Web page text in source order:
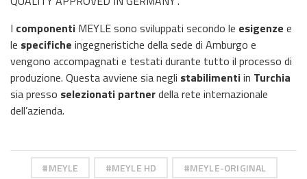
I componenti MEYLE sono sviluppati secondo le esigenze e
le specifiche ingegneristiche della sede di Amburgo e
vengono accompagnati e testati durante tutto il processo di
produzione. Questa avviene sia negli stabilimentiin Turchia
sia presso selezionati partnerdella rete internazionale
dell’azienda.
MEYLE MEYLE HD MEYLE-ORIGINAL